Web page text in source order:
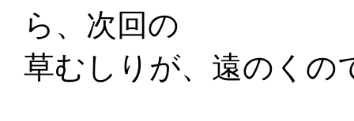
ら、次回の
草むしりが、遠のくの